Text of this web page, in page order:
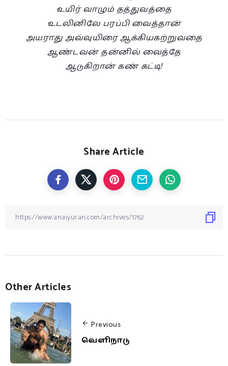
உயிர் வாழும் தத்துவத்தை
உடலினிலே பரப்பி வைத்தான்
அயராது அவ்வுயிரை ஆக்கியகற்றுவதை
ஆண்டவன் தன்னில் வைத்தே
ஆடுகிறான் கண் கட்டி!
Share Article
Other Articles
Previous
வெளிநாடு